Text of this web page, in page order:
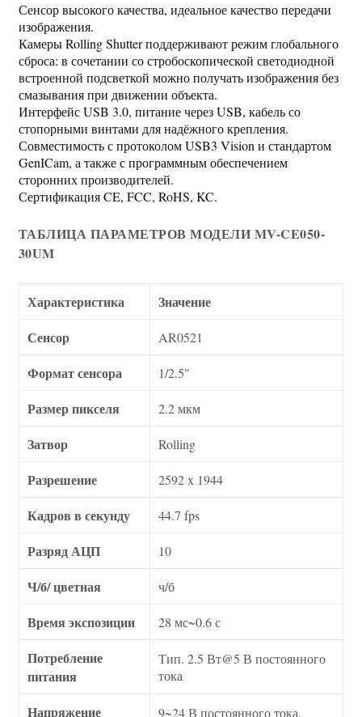
Сенсор высокого качества, идеальное качество передачи
изображения.
Камеры Rolling Shutter поддерживают режим глобального
сброса: в сочетании со стробоскопической светодиодной
встроенной подсветкой можно получать изображения без
смазывания при движении объекта.
Интерфейс USB 3.0, питание через USB, кабель со
стопорными винтами для надёжного крепления.
Совместимость с протоколом USB3 Vision и стандартом
GenICam, а также с программным обеспечением
сторонних производителей.
Сертификация CE, FCC, RoHS, KC.
ТАБЛИЦА ПАРАМЕТРОВ МОДЕЛИ MV-CE050-
30UM
Характеристика
Значение
Сенсор
AR0521
Формат сенсора 1/2.5"
Размер пикселя 2.2 мкм
Затвор Rolling
Разрешение 2592 x 1944
Кадров в секунду 44.7 fps
Разряд АЦП 10
Ч/б/ цветная ч/б
Время экспозиции 28 мс~0.6 с
Потребление
питания
Тип. 2.5 Вт@5 В постоянного
тока
Напряжение
9~24 В постоянного тока,